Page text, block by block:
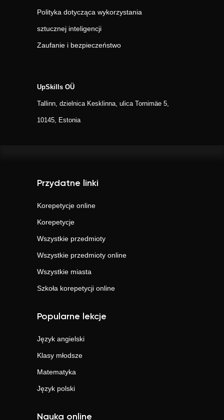
Polityka dotycząca wykorzystania
sztucznej inteligencji
Zaufanie i bezpieczeństwo
UpSkills OÜ
Tallinn, dzielnica Kesklinna, ulica Tornimäe 5,
10145, Estonia
Przydatne linki
Korepetycje online
Korepetycje
Wszystkie przedmioty
Wszystkie przedmioty online
Wszystkie miasta
Szkoła korepetycji online
Popularne lekcje
Język angielski
Klasy młodsze
Matematyka
Język polski
Nauka online